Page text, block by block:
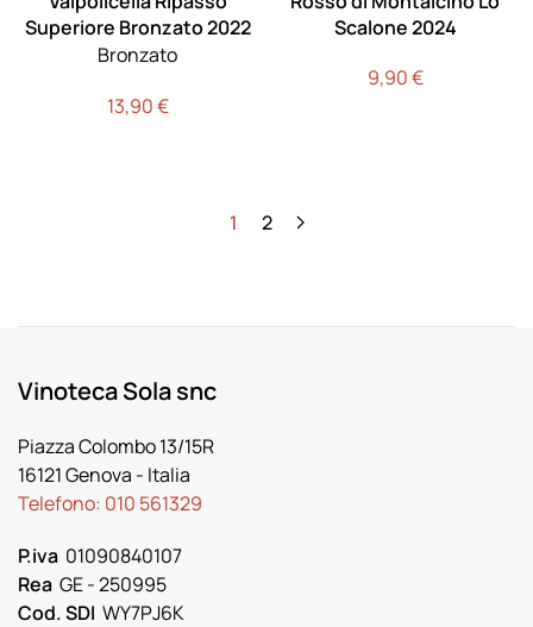
Superiore Bronzato 2022
Bronzato
13,90€
Scalone 2024
9,90€
1 2
Vinoteca Sola snc
Piazza Colombo 13/15R
16121 Genova - Italia
Telefono: 010 561329
P.iva 01090840107
Rea GE - 250995
Cod. SDI WY7PJ6K